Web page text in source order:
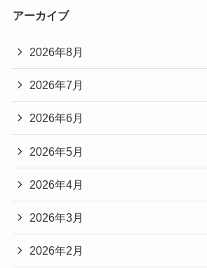
アーカイブ
2026年8月
2026年7月
2026年6月
2026年5月
2026年4月
2026年3月
2026年2月